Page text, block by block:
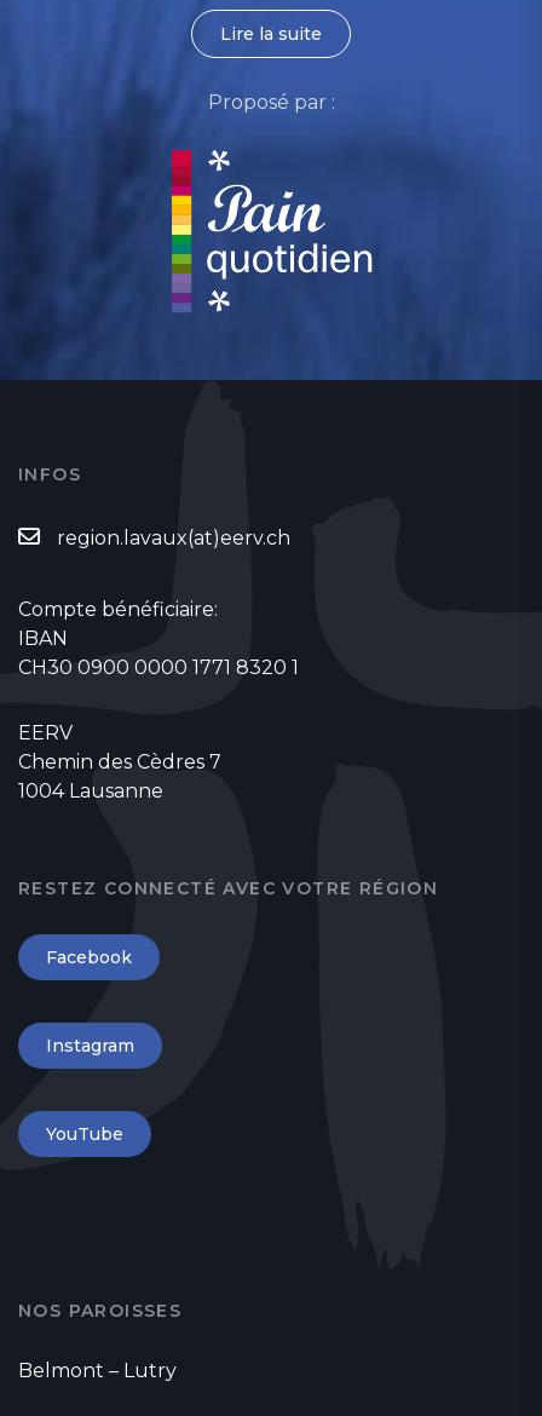
Lire la suite
Proposé par :
INFOS
region.lavaux(at)eerv.ch
Compte bénéficiaire:
IBAN
CH30 0900 0000 1771 8320 1
EERV
Chemin des Cèdres 7
1004 Lausanne
RESTEZ CONNECTÉ AVEC VOTRE RÉGION
Facebook
Instagram
YouTube
NOS PAROISSES
Belmont – Lutry